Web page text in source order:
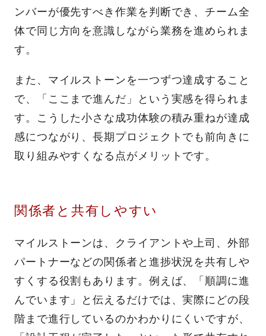
ンバーが優先すべき作業を判断でき、チーム全
体で同じ方向を意識しながら業務を進められま
す。
また、マイルストーンを一つずつ達成すること
で、「ここまで進んだ」という実感を得られま
す。こうした小さな成功体験の積み重ねが達成
感につながり、長期プロジェクトでも前向きに
取り組みやすくなる点がメリットです。
関係者と共有しやすい
マイルストーンは、クライアントや上司、外部
パートナーなどの関係者と進捗状況を共有しや
すくする役割もあります。例えば、「順調に進
んでいます」と伝えるだけでは、実際にどの段
階まで進行しているのかわかりにくいですが、